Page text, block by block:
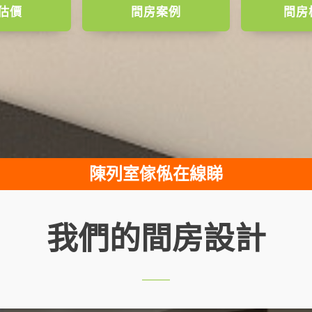
價 間房案例 間
陳列室傢俬在線睇
我們的間房設計